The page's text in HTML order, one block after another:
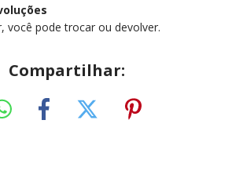
você pode trocar ou devolver.
Compartilhar: